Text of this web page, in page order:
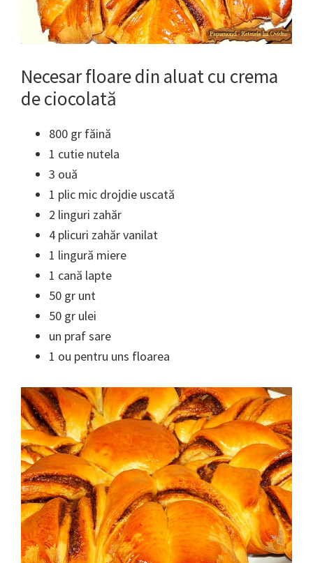
Necesar floare din aluat cu crema
de ciocolată
800 gr făină
1 cutie nutela
3 ouă
1 plic mic drojdie uscată
2 linguri zahăr
4 plicuri zahăr vanilat
1 lingură miere
1 cană lapte
50 gr unt
50 gr ulei
un praf sare
1 ou pentru uns floarea